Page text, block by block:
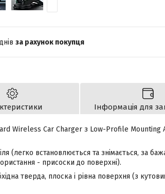
за рахунок покупця
Інформація для
Wireless Car Charger з Low-Profile Mounting
(легко встановлюється та знімається, за
- присоски до поверхні).
тверда, плоска і рівна поверхня (з